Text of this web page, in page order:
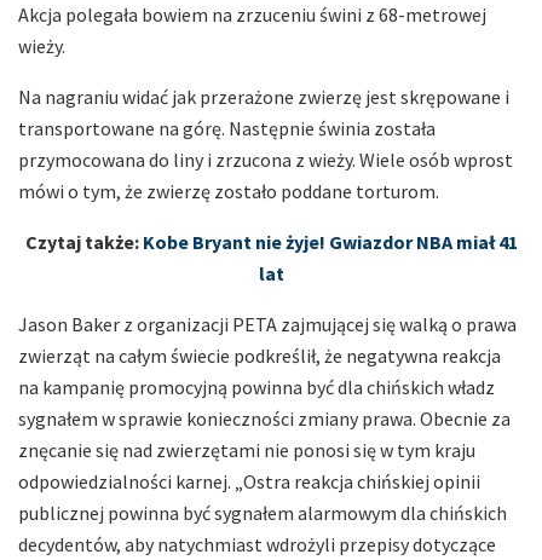
Akcja polegała bowiem na zrzuceniu świni z 68-metrowej
wieży.
Na nagraniu widać jak przerażone zwierzę jest skrępowane i
transportowane na górę. Następnie świnia została
przymocowana do liny i zrzucona z wieży. Wiele osób wprost
mówi o tym, że zwierzę zostało poddane torturom.
Czytaj także: Kobe Bryant nie żyje! Gwiazdor NBA miał 41
lat
Jason Baker z organizacji PETA zajmującej się walką o prawa
zwierząt na całym świecie podkreślił, że negatywna reakcja
na kampanię promocyjną powinna być dla chińskich władz
sygnałem w sprawie konieczności zmiany prawa. Obecnie za
znęcanie się nad zwierzętami nie ponosi się w tym kraju
odpowiedzialności karnej. „Ostra reakcja chińskiej opinii
publicznej powinna być sygnałem alarmowym dla chińskich
decydentów, aby natychmiast wdrożyli przepisy dotyczące